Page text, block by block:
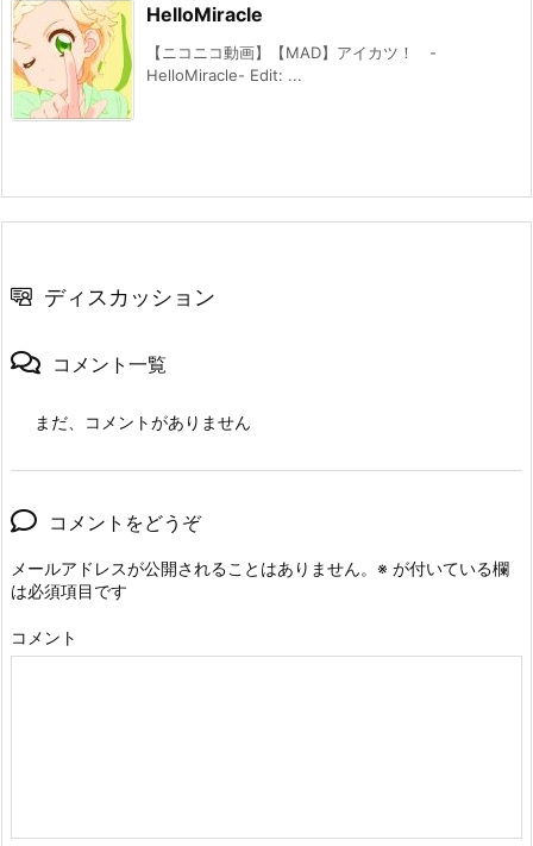
HelloMiracle
【ニコニコ動画】【MAD】アイカツ！ -
HelloMiracle- Edit: ...
ディスカッション
コメント一覧
まだ、コメントがありません
コメントをどうぞ
メールアドレスが公開されることはありません。 ※ が付いている欄
は必須項目です
コメント